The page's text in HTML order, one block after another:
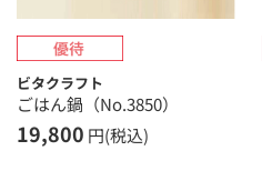
ビタクラフト
ごはん鍋（No.3850）
19,800 円(税込)